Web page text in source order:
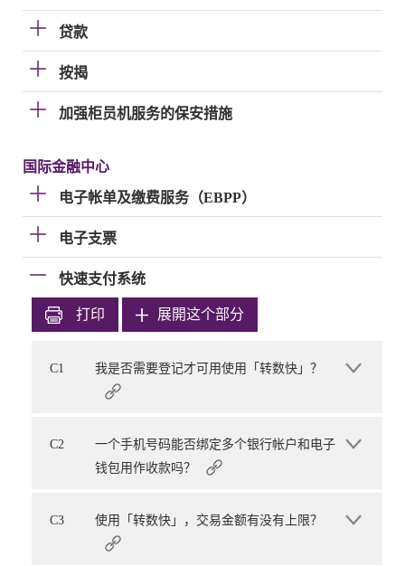
贷款
按揭
加强柜员机服务的保安措施
国际金融中心
电子帐单及缴费服务（EBPP）
电子支票
快速支付系统
打印 展開这个部分
C1 我是否需要登记才可用使用「转数快」？
C2
一个手机号码能否绑定多个银行帐户和电子
钱包用作收款吗？
C3 使用「转数快」，交易金额有没有上限？